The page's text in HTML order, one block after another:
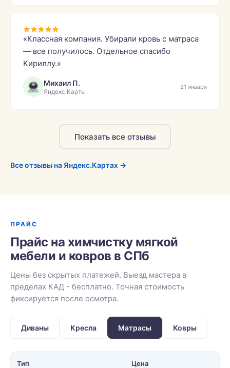
«Классная компания. Убирали кровь с матраса
— все получилось. Отдельное спасибо
Кириллу.»
Михаил П.
Яндекс.Карты
21 января
Показать все отзывы
Все отзывы на Яндекс.Картах →
ПРАЙС
Прайс на химчистку мягкой
мебели и ковров в СПб
Цены без скрытых платежей. Выезд мастера в
пределах КАД - бесплатно. Точная стоимость
фиксируется после осмотра.
Диваны Кресла Матрасы Ковры
Тип Цена